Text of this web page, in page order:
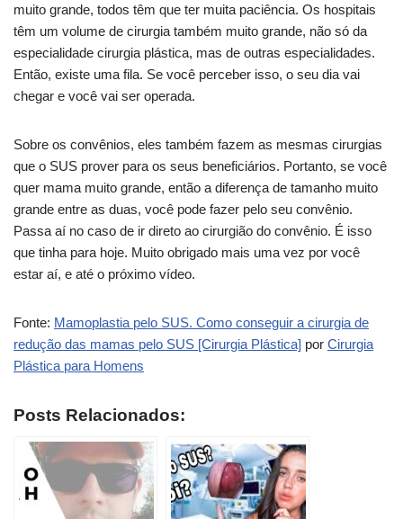
muito grande, todos têm que ter muita paciência. Os hospitais
têm um volume de cirurgia também muito grande, não só da
especialidade cirurgia plástica, mas de outras especialidades.
Então, existe uma fila. Se você perceber isso, o seu dia vai
chegar e você vai ser operada.
Sobre os convênios, eles também fazem as mesmas cirurgias
que o SUS prover para os seus beneficiários. Portanto, se você
quer mama muito grande, então a diferença de tamanho muito
grande entre as duas, você pode fazer pelo seu convênio.
Passa aí no caso de ir direto ao cirurgião do convênio. É isso
que tinha para hoje. Muito obrigado mais uma vez por você
estar aí, e até o próximo vídeo.
Fonte: Mamoplastia pelo SUS. Como conseguir a cirurgia de
redução das mamas pelo SUS [Cirurgia Plástica] por Cirurgia
Plástica para Homens
Posts Relacionados: